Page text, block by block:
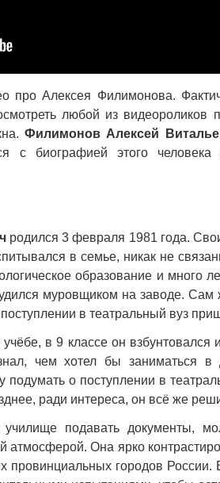
про Алексея Филимонова.
любой из видеороликов
Филимонов Алексей
с биографией этого
родился 3 февраля 1981 года.
в семье, никак не
образование и много
муровщиком на заводе.
в театральный вуз
в 9 классе он взбунтовался
чем хотел бы заниматься в
подумать о поступлении в
ради интереса, он всё же
училище подавать документы,
атмосферой. Она ярко
провинциальных городов